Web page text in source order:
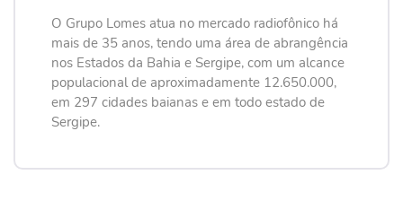
O Grupo Lomes atua no mercado radiofônico há
mais de 35 anos, tendo uma área de abrangência
nos Estados da Bahia e Sergipe, com um alcance
populacional de aproximadamente 12.650.000,
em 297 cidades baianas e em todo estado de
Sergipe.